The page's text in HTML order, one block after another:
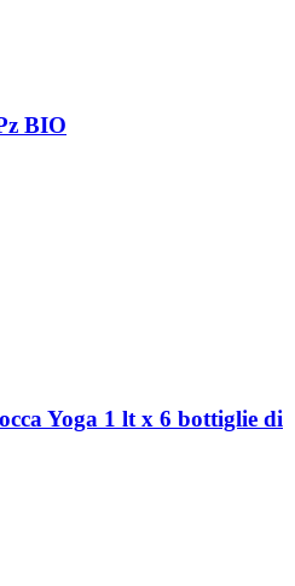
BIO
Yoga 1 lt x 6 bottiglie di